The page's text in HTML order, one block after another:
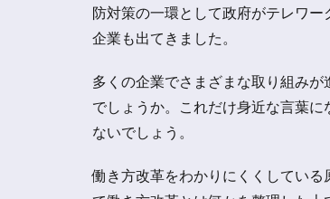
防対策の一環として政府がテレワ
企業も出てきました。
多くの企業でさまざまな取り組みが
でしょうか。これだけ身近な言葉
ないでしょう。
働き方改革をわかりにくくしてい